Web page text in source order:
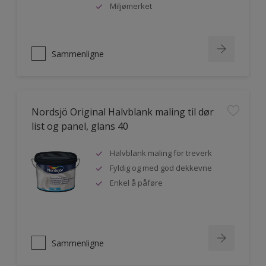
Miljømerket
Sammenligne
Nordsjö Original Halvblank maling til dør
list og panel, glans 40
Halvblank maling for treverk
Fyldig og med god dekkevne
Enkel å påføre
Sammenligne